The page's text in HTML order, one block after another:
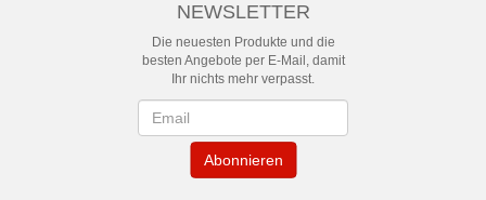
NEWSLETTER
Die neuesten Produkte und die
besten Angebote per E-Mail, damit
Ihr nichts mehr verpasst.
Abonnieren